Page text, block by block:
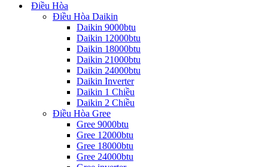
Điều Hòa
Điều Hòa Daikin
Daikin 9000btu
Daikin 12000btu
Daikin 18000btu
Daikin 21000btu
Daikin 24000btu
Daikin Inverter
Daikin 1 Chiều
Daikin 2 Chiều
Điều Hòa Gree
Gree 9000btu
Gree 12000btu
Gree 18000btu
Gree 24000btu